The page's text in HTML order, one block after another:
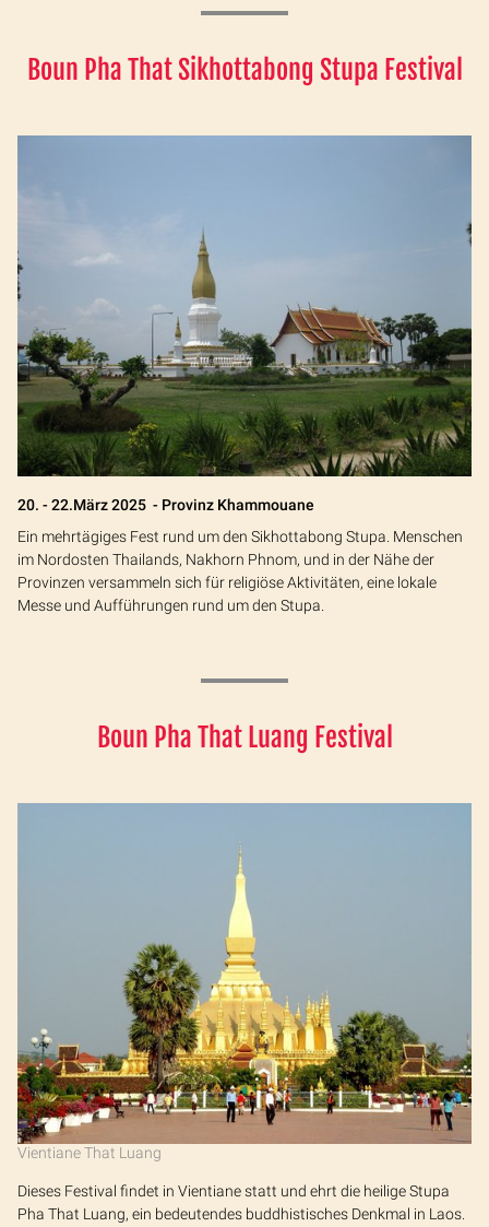
Boun Pha That Sikhottabong Stupa Festival
20. - 22.März 2025 - Provinz Khammouane
Ein mehrtägiges Fest rund um den Sikhottabong Stupa. Menschen
im Nordosten Thailands, Nakhorn Phnom, und in der Nähe der
Provinzen versammeln sich für religiöse Aktivitäten, eine lokale
Messe und Aufführungen rund um den Stupa.
Boun Pha That Luang Festival
Vientiane That Luang
Dieses Festival findet in Vientiane statt und ehrt die heilige Stupa
Pha That Luang, ein bedeutendes buddhistisches Denkmal in Laos.